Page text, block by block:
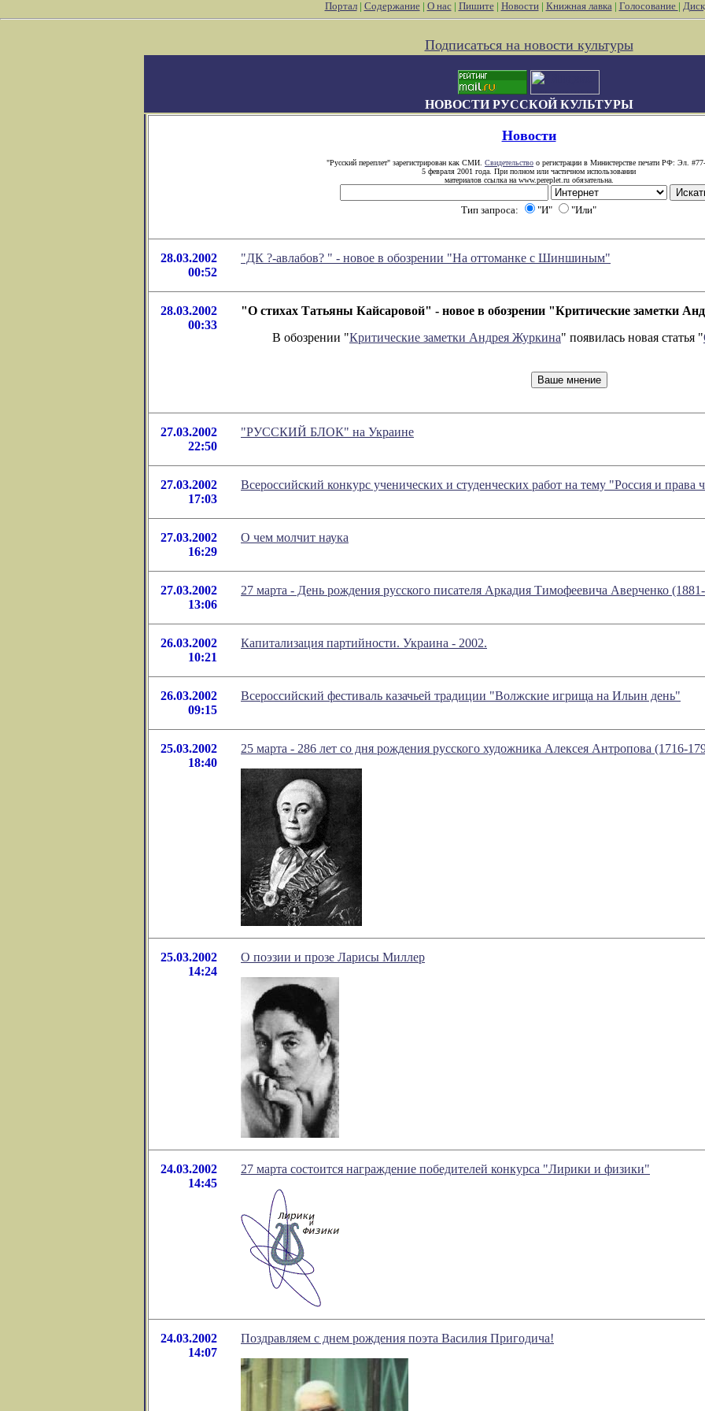
Портал| Содержание| О нас| Пишите| Новости| Книжная лавка| Голосование |
Подписаться на новости культуры
НОВОСТИ РУССКОЙ КУЛЬТУРЫ
Новости
"Русский переплет" зарегистрирован как СМИ. Свидетельство о регистрации в Министерстве печати РФ: Эл.
5 февраля 2001 года. При полном или частичном использовании
материалов ссылка на www.pereplet.ru обязательна.
Тип запроса: "И" "Или"
28.03.2002
00:52
"ДК ?-авлабов? " - новое в обозрении "На оттоманке с Шиншиным"
28.03.2002
00:33
"О стихах Татьяны Кайсаровой" - новое в обозрении "Критические заметки
В обозрении "Критические заметки Андрея Журкина" появилась новая статья "
27.03.2002
22:50
"РУССКИЙ БЛОК" на Украине
27.03.2002
17:03
Всероссийский конкурс ученических и студенческих работ на тему "Россия и права
27.03.2002
16:29
О чем молчит наука
27.03.2002
13:06
27 марта - День рождения русского писателя Аркадия Тимофеевича Аверченко
26.03.2002
10:21
Капитализация партийности. Украина - 2002.
26.03.2002
09:15
Всероссийский фестиваль казачьей традиции "Волжские игрища на Ильин день"
25.03.2002
18:40
25 марта - 286 лет со дня рождения русского художника Алексея Антропова (1716-
25.03.2002
14:24
О поэзии и прозе Ларисы Миллер
24.03.2002
14:45
27 марта cостоится награждение победителей конкурса "Лирики и физики"
24.03.2002
14:07
Поздравляем с днем рождения поэта Василия Пригодича!